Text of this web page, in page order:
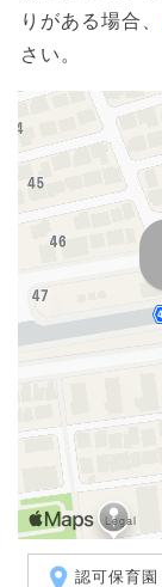
りがある場合、
さい。
認可保育園